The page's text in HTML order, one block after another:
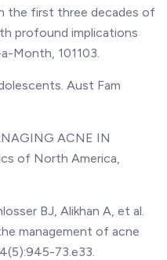
the first three decades of
profound implications
Month, 101103.
Aust Fam
ACNE IN
of North America,
BJ, Alikhan A, et al.
management of acne
73.e33.